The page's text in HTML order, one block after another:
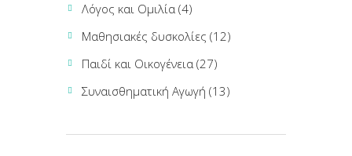
Λόγος και Ομιλία (4)
Μαθησιακές δυσκολίες (12)
Παιδί και Οικογένεια (27)
Συναισθηματική Αγωγή (13)